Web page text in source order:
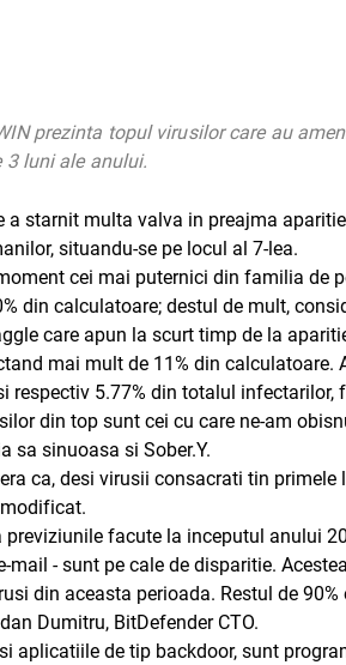
prezinta topul virusilor care au
luni ale anului.
a starnit multa valva in preajma
situandu-se pe locul al 7-lea.
cei mai puternici din familia de
din calculatoare; destul de mult,
care apun la scurt timp de la
mai mult de 11% din calculatoare.
respectiv 5.77% din totalul
din top sunt cei cu care ne-am
sa sinuoasa si Sober.Y.
ca, desi virusii consacrati tin
facute la inceputul anului
mail - sunt pe cale de disparitie.
din aceasta perioada. Restul de
Dumitru, BitDefender CTO.
aplicatiile de tip backdoor, sunt